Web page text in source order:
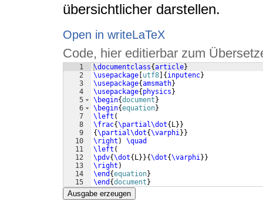
übersichtlicher darstellen.
Open in writeLaTeX
Code, hier editierbar zum
1
2
3
4
5
6
7
8
9
10
11
12
13
14
15
\documentclass{article}
\usepackage utf8 { inputenc}
\usepackage{amsmath}
\usepackage{ physics }
\begin{document }
\begin{equation}
\left (
\frac{\partial\dot{ L}}
{\partial\dot{\varphi}}
\right )
\quad
\left (
\pdv{\dot{ L}}{\dot{\varphi}}
\right )
\end {equation}
\end {document }
Ausgabe erzeugen